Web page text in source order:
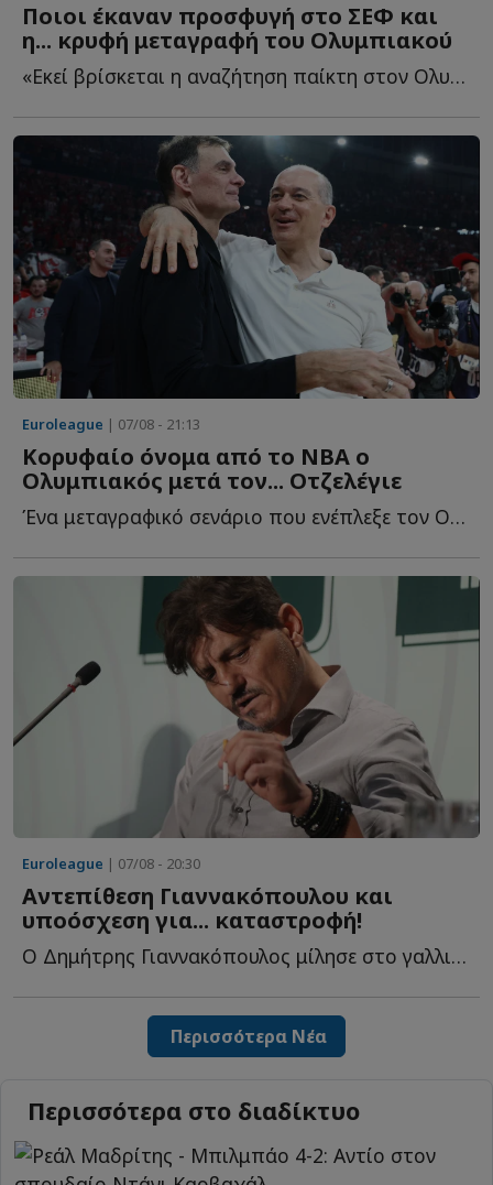
Ποιοι έκαναν προσφυγή στο ΣΕΦ και
η... κρυφή μεταγραφή του Ολυμπιακού
«Εκεί βρίσκεται η αναζήτηση παίκτη στον Ολυμπιακό - ...
Euroleague | 07/08 - 21:13
Κορυφαίο όνομα από το NBA ο
Ολυμπιακός μετά τον... Οτζελέγιε
Ένα μεταγραφικό σενάριο που ενέπλεξε τον Ολυμπιακό κ...
Euroleague | 07/08 - 20:30
Αντεπίθεση Γιαννακόπουλου και
υποόσχεση για... καταστροφή!
Ο Δημήτρης Γιαννακόπουλος μίλησε στο γαλλικό κανάλι Eu...
Περισσότερα Νέα
Περισσότερα στο διαδίκτυο